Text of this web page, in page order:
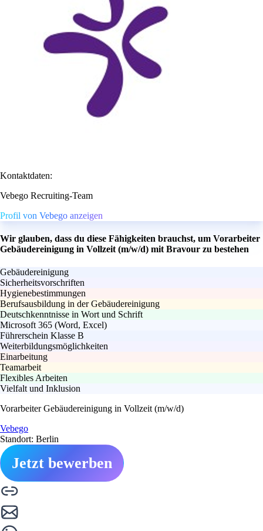
Kontaktdaten:
Vebego Recruiting-Team
Profil von Vebego anzeigen
Wir glauben, dass du diese Fähigkeiten brauchst, um Vorarbeiter
Gebäudereinigung in Vollzeit (m/w/d) mit Bravour zu bestehen
Gebäudereinigung
Sicherheitsvorschriften
Hygienebestimmungen
Berufsausbildung in der Gebäudereinigung
Deutschkenntnisse in Wort und Schrift
Microsoft 365 (Word, Excel)
Führerschein Klasse B
Weiterbildungsmöglichkeiten
Einarbeitung
Teamarbeit
Flexibles Arbeiten
Vielfalt und Inklusion
Vorarbeiter Gebäudereinigung in Vollzeit (m/w/d)
Vebego
Standort: Berlin
Jetzt bewerben